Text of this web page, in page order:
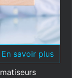
En savoir plus